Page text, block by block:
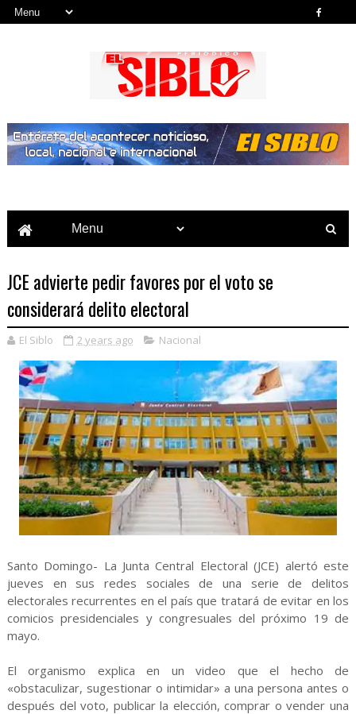
JCE advierte pedir favores por el voto se
considerará delito electoral
El Siblo 2 years ago Nacional
Santo Domingo- La Junta Central Electoral (JCE) alertó este
jueves en sus redes sociales de una serie de delitos
electorales recurrentes en el país que tratará de evitar en los
comicios presidenciales y congresuales del próximo 19 de
mayo.
El organismo explica en un video que el hecho de
«obstaculizar, sugestionar o intimidar» a una persona antes o
después del voto, publicar la elección, comprar o vender una